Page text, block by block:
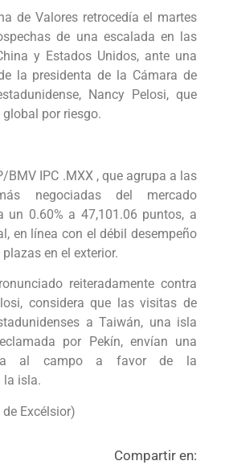
de Valores retrocedía el martes
de una escalada en las
y Estados Unidos, ante una
la presidenta de la Cámara de
Nancy Pelosi, que
por riesgo.
BMV IPC .MXX , que agrupa a las
negociadas del mercado
un 0.60% a 47,101.06 puntos, a
en línea con el débil desempeño
en el exterior.
reiteradamente contra
considera que las visitas de
a Taiwán, una isla
por Pekín, envían una
al campo a favor de la
la isla.
Excélsior)
Compartir en: